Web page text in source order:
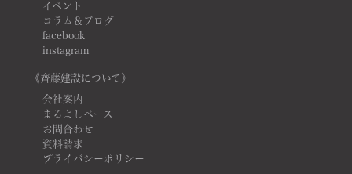
イベント
コラム＆ブログ
facebook
instagram
《齊藤建設について》
会社案内
まるよしベース
お問合わせ
資料請求
プライバシーポリシー